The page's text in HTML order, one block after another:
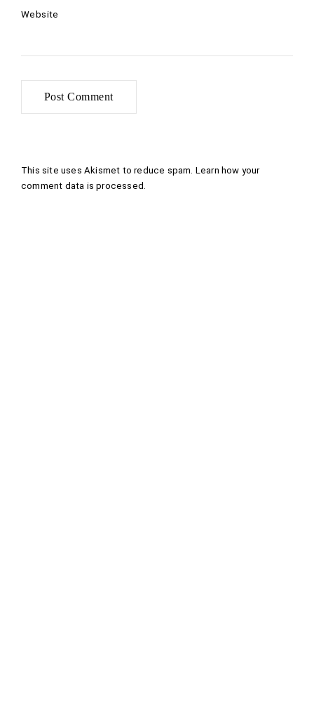
Website
This site uses Akismet to reduce spam. Learn how your
comment data is processed .